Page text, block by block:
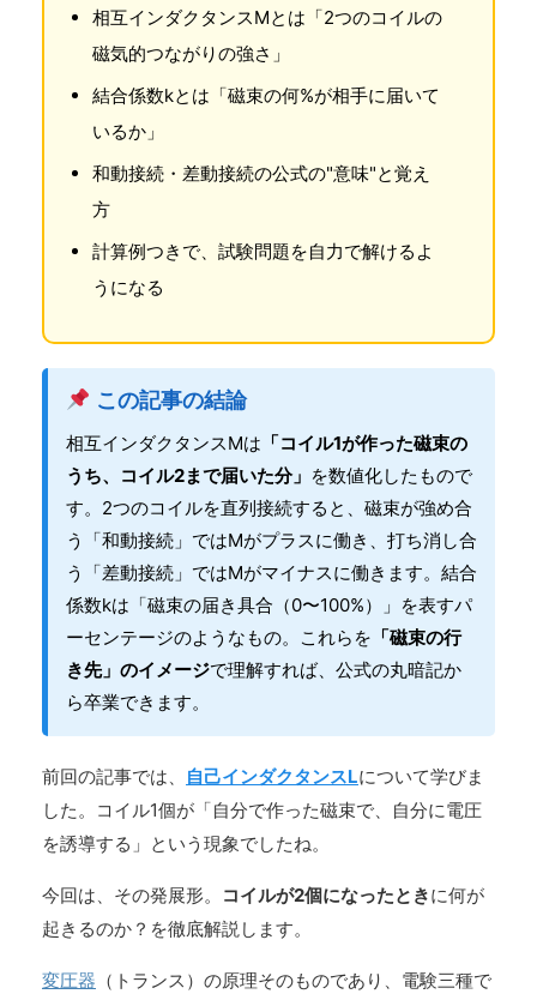
相互インダクタンスMとは「2つのコイルの
磁気的つながりの強さ」
結合係数kとは「磁束の何%が相手に届いて
いるか」
和動接続・差動接続の公式の"意味"と覚え
方
計算例つきで、試験問題を自力で解けるよ
うになる
この記事の結論
相互インダクタンスMは 「コイル1が作った磁束の
うち、コイル2まで届いた分」 を数値化したもので
す。2つのコイルを直列接続すると、磁束が強め合
う「和動接続」ではMがプラスに働き、打ち消し合
う「差動接続」ではMがマイナスに働きます。結合
係数kは「磁束の届き具合（0〜100%）」を表すパ
ーセンテージのようなもの。これらを 「磁束の行
き先」のイメージで理解すれば、公式の丸暗記か
ら卒業できます。
前回の記事では、 自己インダクタンスLについて学びま
した。コイル1個が「自分で作った磁束で、自分に電圧
を誘導する」という現象でしたね。
今回は、その発展形。 コイルが2個になったときに何が
起きるのか？を徹底解説します。
変圧器 （トランス）の原理そのものであり、電験三種で